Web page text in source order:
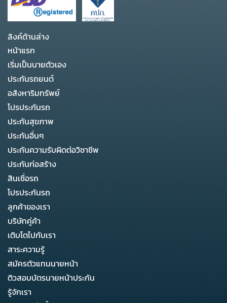
ลิงค์ด้านล่าง
หน้าแรก
เริ่มเป็นนายตัวเอง
ประกันรถยนต์
อสังหาริมทรัพย์
โปรประกันรถ
ประกันสุขภาพ
ประกันอื่นๆ
ประกันความรับผิดต่อวิชาชีพ
ประกันก่อสร้าง
สินเชื่อรถ
โปรประกันรถ
ลูกค้าของเรา
บริษัทคู่ค้า
เติบโตไปกับเรา
สาระความรู้
สมัครตัวแทนนายหน้า
ติวสอบบัตรนายหน้าประกัน
รู้จักเรา